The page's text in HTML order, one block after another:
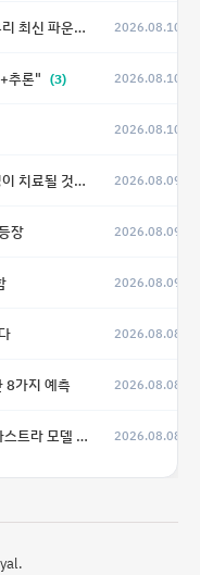
치도 공개할 예정" 2026.08.10
추론" (3) 2026.08.10
2026.08.10
으로 예상한다. (4)
2026.08.09
장 2026.08.09
2026.08.09
2026.08.08
8가지 예측 2026.08.08
델 출시 연기 2026.08.08
.